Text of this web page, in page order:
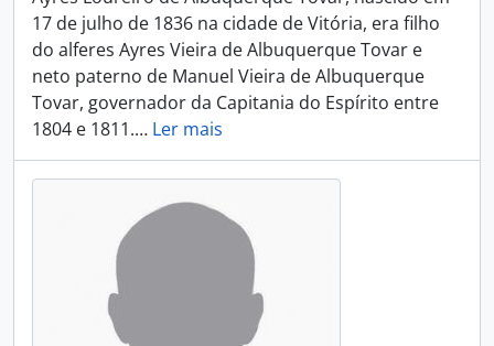
17 de julho de 1836 na cidade de Vitória, era filho
do alferes Ayres Vieira de Albuquerque Tovar e
neto paterno de Manuel Vieira de Albuquerque
Tovar, governador da Capitania do Espírito entre
1804 e 1811.… Ler mais